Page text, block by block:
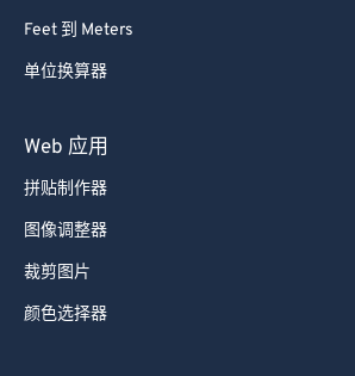
Feet 到 Meters
单位换算器
Web 应用
拼贴制作器
图像调整器
裁剪图片
颜色选择器